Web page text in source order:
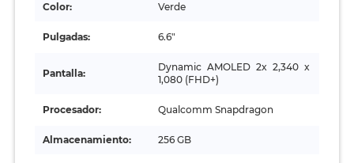
Color: Verde
Pulgadas: 6.6"
Pantalla:
Dynamic AMOLED 2x 2,340 x
1,080 (FHD+)
Procesador: Qualcomm Snapdragon
Almacenamiento: 256 GB